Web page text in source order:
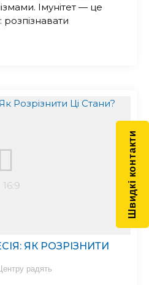
Імунітет — це
розпізнавати
ЯК РОЗРІЗНИТИ
радять
Швидкі контакти